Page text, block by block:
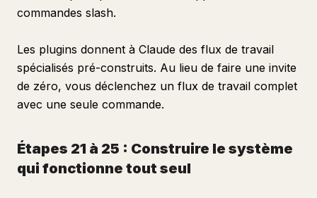
commandes slash.
Les plugins donnent à Claude des flux de travail
spécialisés pré-construits. Au lieu de faire une invite
de zéro, vous déclenchez un flux de travail complet
avec une seule commande.
Étapes 21 à 25 : Construire le système
qui fonctionne tout seul